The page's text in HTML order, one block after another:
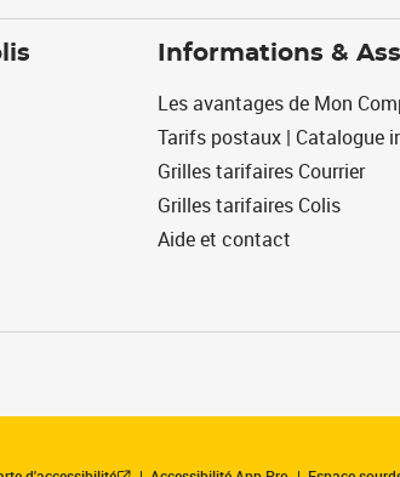
Informations &
Les avantages de Mon
Tarifs postaux | Catalogue
Grilles tarifaires Courrier
Grilles tarifaires Colis
Aide et contact